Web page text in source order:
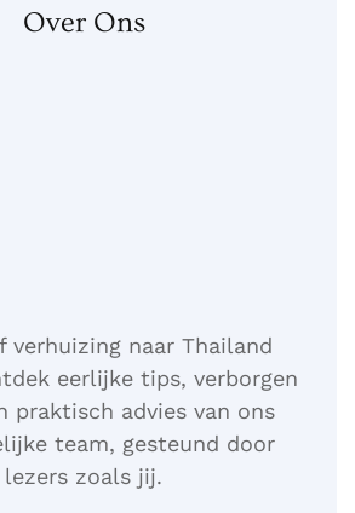
Over Ons
verhuizing naar Thailand
eerlijke tips, verborgen
praktisch advies van ons
team, gesteund door
lezers zoals jij.